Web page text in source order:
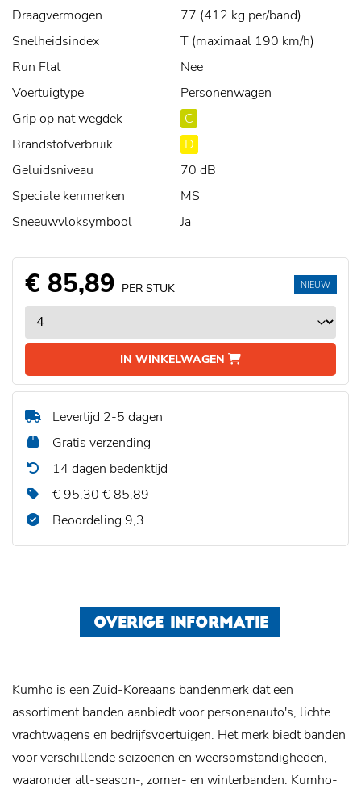
Draagvermogen
77 (412 kg per/band)
Snelheidsindex
T (maximaal 190 km/h)
Run Flat
Nee
Voertuigtype
Personenwagen
Grip op nat wegdek
C
Brandstofverbruik
D
Geluidsniveau
70 dB
Speciale kenmerken
MS
Sneeuwvloksymbool
Ja
€ 85,89 PER STUK
IN WINKELWAGEN
NIEUW
Levertijd 2-5 dagen
Gratis verzending
14 dagen bedenktijd
€ 95,30€ 85,89
Beoordeling 9,3
OVERIGE INFORMATIE
Kumho is een Zuid-Koreaans bandenmerk dat een
assortiment banden aanbiedt voor personenauto's, lichte
vrachtwagens en bedrijfsvoertuigen. Het merk biedt banden
voor verschillende seizoenen en weersomstandigheden,
waaronder all-season-, zomer- en winterbanden. Kumho-